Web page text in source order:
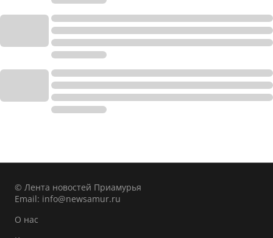
© Лента новостей Приамурья
Email: info@newsamur.ru
О нас